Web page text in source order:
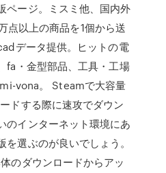
ページ。ミスミ他、国内外
点以上の商品を1個から送
データ提供。ヒットの電
fa・金型部品、工具・工場
vona。 Steamで大容量
ドする際に速攻でダウン
のインターネット環境にあ
選ぶのが良いでしょう。
のダウンロードからアッ